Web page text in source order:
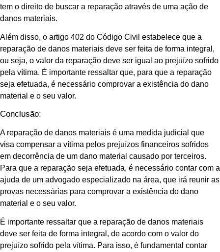
tem o direito de buscar a reparação através de uma ação de
danos materiais.
Além disso, o artigo 402 do Código Civil estabelece que a
reparação de danos materiais deve ser feita de forma integral,
ou seja, o valor da reparação deve ser igual ao prejuízo sofrido
pela vítima. É importante ressaltar que, para que a reparação
seja efetuada, é necessário comprovar a existência do dano
material e o seu valor.
Conclusão:
A reparação de danos materiais é uma medida judicial que
visa compensar a vítima pelos prejuízos financeiros sofridos
em decorrência de um dano material causado por terceiros.
Para que a reparação seja efetuada, é necessário contar com a
ajuda de um advogado especializado na área, que irá reunir as
provas necessárias para comprovar a existência do dano
material e o seu valor.
É importante ressaltar que a reparação de danos materiais
deve ser feita de forma integral, de acordo com o valor do
prejuízo sofrido pela vítima. Para isso, é fundamental contar